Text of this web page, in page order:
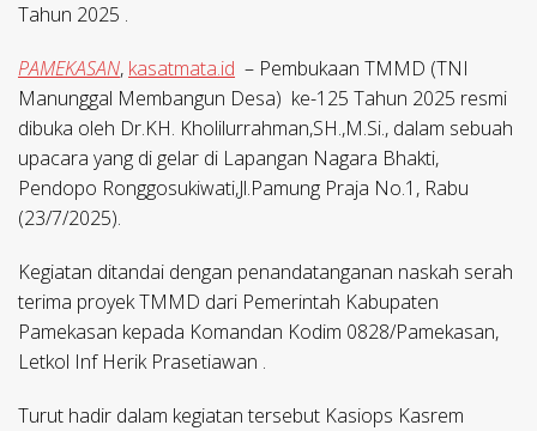
Tahun 2025 .
PAMEKASAN, kasatmata.id – Pembukaan TMMD (TNI
Manunggal Membangun Desa) ke-125 Tahun 2025 resmi
dibuka oleh Dr.KH. Kholilurrahman,SH.,M.Si., dalam sebuah
upacara yang di gelar di Lapangan Nagara Bhakti,
Pendopo Ronggosukiwati,Jl.Pamung Praja No.1, Rabu
(23/7/2025).
Kegiatan ditandai dengan penandatanganan naskah serah
terima proyek TMMD dari Pemerintah Kabupaten
Pamekasan kepada Komandan Kodim 0828/Pamekasan,
Letkol Inf Herik Prasetiawan .
Turut hadir dalam kegiatan tersebut Kasiops Kasrem